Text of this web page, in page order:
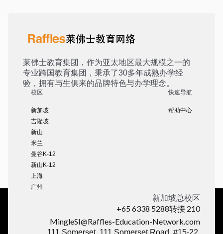
莱佛士教育集团，作为亚太地区最大规模之一的
专业跨国教育集团，秉承了30多年成熟办学经
验，拥有与生俱来的品牌特色与办学理念。
校区
新加坡
吉隆坡
新山
米兰
曼谷K-12
新山K-12
上海
广州
快速导航
帮助中心
新加坡总校区
+65 6338 5288转接 210
MingleSI@Raffles-Education-Network.com